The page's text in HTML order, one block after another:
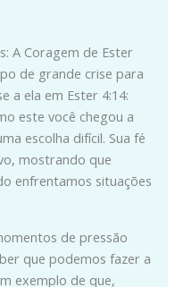
A Coragem de Ester
de grande crise para
a ela em Ester 4:14:
este você chegou a
escolha difícil. Sua fé
mostrando que
enfrentamos situações
de pressão
que podemos fazer a
exemplo de que,